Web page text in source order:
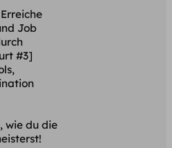
Job
#3]
wie du die